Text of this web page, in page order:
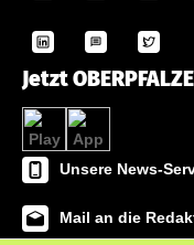
Jetzt
Unsere News-
Mail an die